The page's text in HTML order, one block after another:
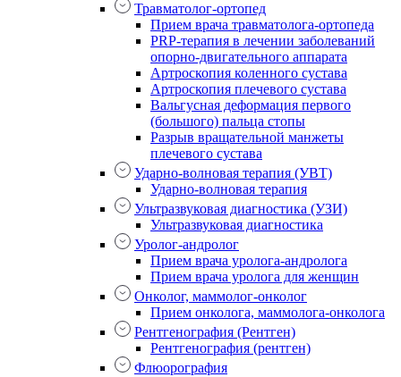
Травматолог-ортопед
Прием врача травматолога-ортопеда
PRP-терапия в лечении заболеваний
опорно-двигательного аппарата
Артроскопия коленного сустава
Артроскопия плечевого сустава
Вальгусная деформация первого
(большого) пальца стопы
Разрыв вращательной манжеты
плечевого сустава
Ударно-волновая терапия (УВТ)
Ударно-волновая терапия
Ультразвуковая диагностика (УЗИ)
Ультразвуковая диагностика
Уролог-андролог
Прием врача уролога-андролога
Прием врача уролога для женщин
Онколог, маммолог-онколог
Прием онколога, маммолога-онколога
Рентгенография (Рентген)
Рентгенография (рентген)
Флюорография